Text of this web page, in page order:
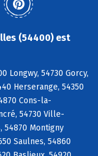
(54400) est
Longwy, 54730 Gorcy,
Herserange, 54350
Cons-la-
54730 Ville-
54870 Montigny
Saulnes, 54860